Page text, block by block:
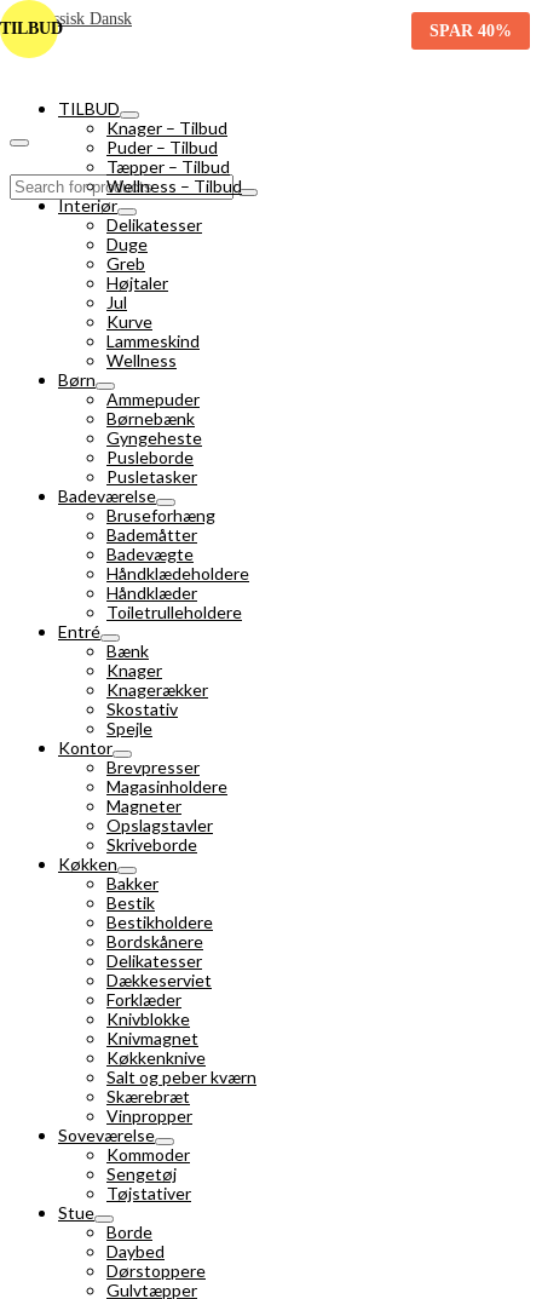
Search
for:
TILBUD
Knager – Tilbud
Puder – Tilbud
Tæpper – Tilbud
Wellness – Tilbud
Interiør
Delikatesser
Duge
Greb
Højtaler
Jul
Kurve
Lammeskind
Wellness
Børn
Ammepuder
Børnebænk
Gyngeheste
Pusleborde
Pusletasker
Badeværelse
Bruseforhæng
Bademåtter
Badevægte
Håndklædeholdere
Håndklæder
Toiletrulleholdere
Entré
Bænk
Knager
Knagerækker
Skostativ
Spejle
Kontor
Brevpresser
Magasinholdere
Magneter
Opslagstavler
Skriveborde
Køkken
Bakker
Bestik
Bestikholdere
Bordskånere
Delikatesser
Dækkeserviet
Forklæder
Knivblokke
Knivmagnet
Køkkenknive
Salt og peber kværn
Skærebræt
Vinpropper
Soveværelse
Kommoder
Sengetøj
Tøjstativer
Stue
Borde
Daybed
Dørstoppere
Gulvtæpper
TILBUD SPAR 40%